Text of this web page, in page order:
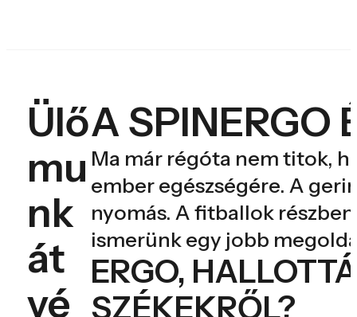
Ülő
mu
nk
át
vé
A SPINERGO
Ma már régóta nem titok,
ember egészségére. A
nyomás. A fitballok
ismerünk egy jobb
ERGO,
SZÉKEKRŐL?